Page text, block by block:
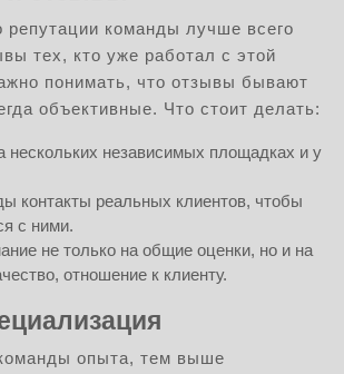
команды лучше всего
тех, кто уже работал с этой
понимать, что отзывы бывают
объективные. Что стоит делать:
независимых площадках и у
контакты реальных клиентов, чтобы
с ними.
не только на общие оценки, но и на
отношение к клиенту.
опыта, тем выше